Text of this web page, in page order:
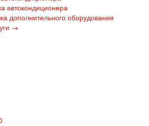
автокондиционера
дополнительного оборудования
→